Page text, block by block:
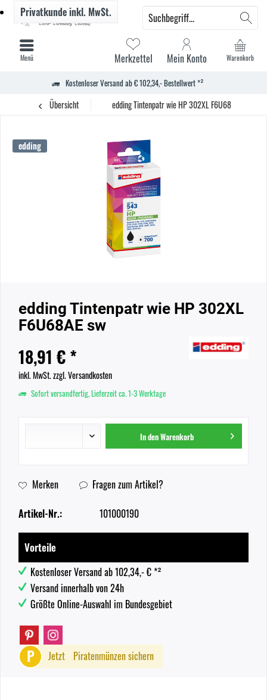
Kostenloser Versand ab € 102,34,- Bestellwert *²
Warenkorb
Merkzettel Mein Konto
Privatkundeinkl. MwSt.
Menü
Übersicht edding Tintenpatr wie HP 302XL F6U68AE sw
edding
edding Tintenpatr wie HP 302XL
F6U68AE sw
18,91 € *
inkl. MwSt.zzgl. Versandkosten
Sofort versandfertig, Lieferzeit ca. 1-3 Werktage
In denWarenkorb
Merken Fragen zum Artikel?
Artikel-Nr.: 101000190
Vorteile
Kostenloser Versand ab 102,34,- € *²
Versand innerhalb von 24h
Größte Online-Auswahl im Bundesgebiet
P Jetzt Piratenmünzen sichern